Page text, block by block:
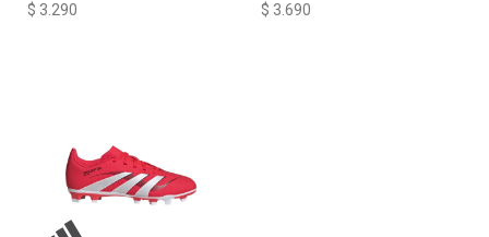
$ 3.290 $ 3.690